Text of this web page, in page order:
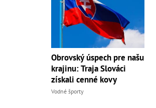
Obrovský úspech pre našu
krajinu: Traja Slováci
získali cenné kovy
Vodné športy